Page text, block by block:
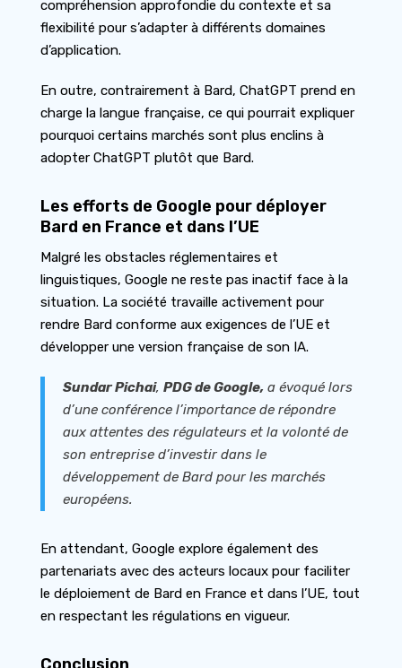
compréhension approfondie du contexte et sa
flexibilité pour s’adapter à différents domaines
d’application.
En outre, contrairement à Bard, ChatGPT prend en
charge la langue française, ce qui pourrait expliquer
pourquoi certains marchés sont plus enclins à
adopter ChatGPT plutôt que Bard.
Les efforts de Google pour déployer
Bard en France et dans l’UE
Malgré les obstacles réglementaires et
linguistiques, Google ne reste pas inactif face à la
situation. La société travaille activement pour
rendre Bard conforme aux exigences de l’UE et
développer une version française de son IA.
Sundar Pichai, PDG de Google, a évoqué lors
d’une conférence l’importance de répondre
aux attentes des régulateurs et la volonté de
son entreprise d’investir dans le
développement de Bard pour les marchés
européens.
En attendant, Google explore également des
partenariats avec des acteurs locaux pour faciliter
le déploiement de Bard en France et dans l’UE, tout
en respectant les régulations en vigueur.